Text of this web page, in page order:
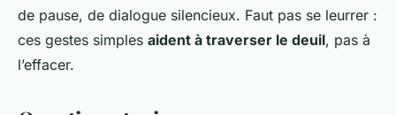
de pause, de dialogue silencieux. Faut pas se leurrer :
ces gestes simples aident à traverser le deuil, pas à
l’effacer.